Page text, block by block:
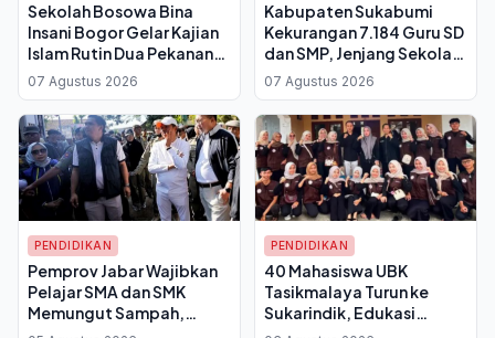
Sekolah Bosowa Bina
Insani Bogor Gelar Kajian
Islam Rutin Dua Pekanan
untuk Orang Tua dan
Alumni
07 Agustus 2026
Kabupaten Sukabumi
Kekurangan 7.184 Guru SD
dan SMP, Jenjang Sekolah
Menengah Paling
Terdampak
07 Agustus 2026
PENDIDIKAN
Pemprov Jabar Wajibkan
Pelajar SMA dan SMK
Memungut Sampah,
Subsidi Sekolah Kini
PENDIDIKAN
40 Mahasiswa UBK
Tasikmalaya Turun ke
Sukarindik, Edukasi
Warga Pakai Daun Telang